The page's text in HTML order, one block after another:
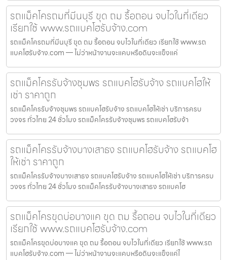
รถแม็คโครถมที่มีนบุรี ขุด ถม รื้อถอน จบไวในที่เดียว
เรียกใช้ www.รถแบคโฮรับจ้าง.com
รถแม็คโครถมที่มีนบุรี ขุด ถม รื้อถอน จบไวในที่เดียว เรียกใช้ www.รถ
แบคโฮรับจ้าง.com — ไม่ว่าหน้างานจะแคบหรือดินจะแข็งแค่
รถแม็คโครรับจ้างชุมพร รถแบคโฮรับจ้าง รถแบคโฮให้
เช่า ราคาถูก
รถแม็คโครรับจ้างชุมพร รถแบคโฮรับจ้าง รถแบคโฮให้เช่า บริการครบ
วงจร ทั่วไทย 24 ชั่วโมง รถแม็คโครรับจ้างชุมพร รถแบคโฮรับจ้า
รถแม็คโครรับจ้างบางเสาธง รถแบคโฮรับจ้าง รถแบคโฮ
ให้เช่า ราคาถูก
รถแม็คโครรับจ้างบางเสาธง รถแบคโฮรับจ้าง รถแบคโฮให้เช่า บริการครบ
วงจร ทั่วไทย 24 ชั่วโมง รถแม็คโครรับจ้างบางเสาธง รถแบคโฮ
รถแม็คโครขุดบ่อบางแค ขุด ถม รื้อถอน จบไวในที่เดียว
เรียกใช้ www.รถแบคโฮรับจ้าง.com
รถแม็คโครขุดบ่อบางแค ขุด ถม รื้อถอน จบไวในที่เดียว เรียกใช้ www.รถ
แบคโฮรับจ้าง.com — ไม่ว่าหน้างานจะแคบหรือดินจะแข็งแค่ไ